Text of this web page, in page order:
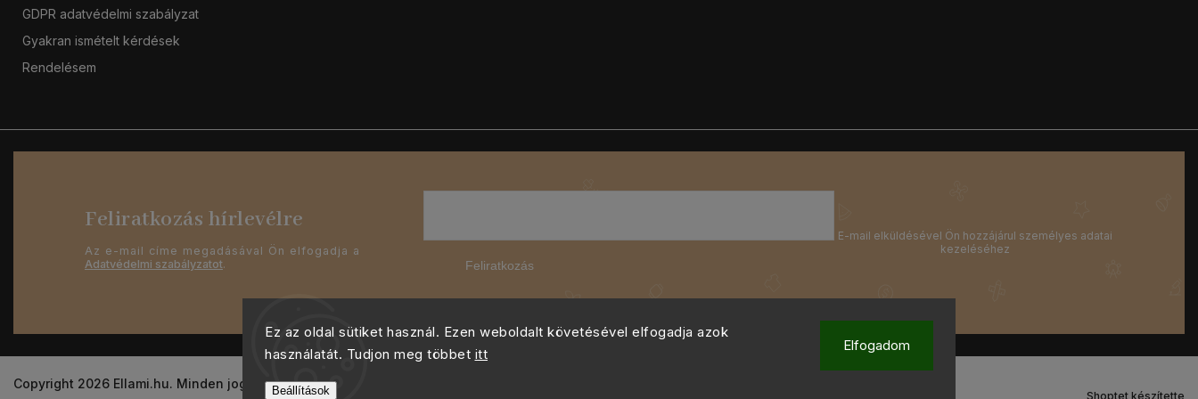
Ez az oldal sütiket használ. Ezen weboldalt követésével elfogadja azok
használatát. Tudjon meg többet itt
Beállítások
Elfogadom
GDPR adatvédelmi szabályzat
Gyakran ismételt kérdések
Rendelésem
Feliratkozás hírlevélre
Az e-mail címe megadásával Ön elfogadja a
Adatvédelmi szabályzatot. Feliratkozás
Shoptet készítette
Copyright 2026 Ellami.hu. Minden jog fenntartva.